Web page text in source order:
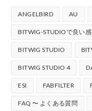
ANGELBIRD AU
BITWIG-STUDIOで良い
BITWIG STUDIO
BITWIG STUDIO 4
ESI FABFILTER
FAQ 〜 よくある質問